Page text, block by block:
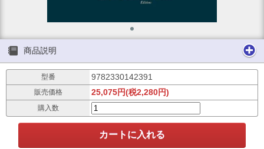
商品説明
型番 9782330142391
販売価格 25,075円(税2,280円)
購入数